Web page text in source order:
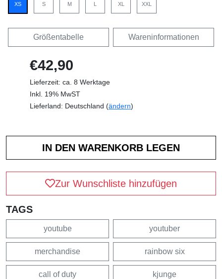
XS S M L XL XXL
Größentabelle Wareninformationen
€42,90
Lieferzeit: ca. 8 Werktage
Inkl. 19% MwST
Lieferland: Deutschland (ändern)
Zur Wunschliste hinzufügen
TAGS
youtube youtuber
merchandise rainbow six
call of duty kjunge